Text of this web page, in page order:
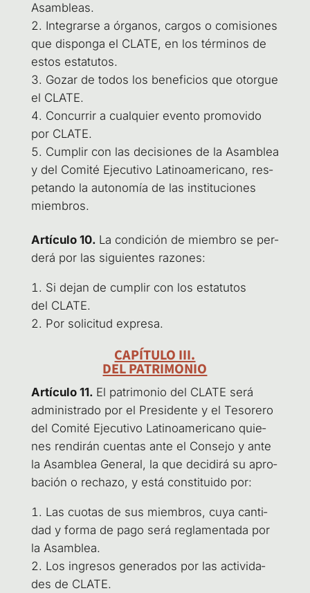
Asambleas.
Inte­grar­se a órga­nos, car­gos o comi­sio­nes
que dis­pon­ga el CLA­TE, en los tér­mi­nos de
estos estatutos.
Gozar de todos los bene­fi­cios que otor­gue
el CLATE.
Con­cu­rrir a cual­quier even­to pro­mo­vi­do
por CLATE.
Cum­plir con las deci­sio­nes de la Asam­blea
y del Comi­té Eje­cu­ti­vo Lati­no­ame­ri­cano, res­
pe­tan­do la auto­no­mía de las ins­ti­tu­cio­nes
miembros.
Artícu­lo 10. La con­di­ción de miem­bro se per­
de­rá por las siguien­tes razones:
Si dejan de cum­plir con los esta­tu­tos
del CLATE.
Por soli­ci­tud expresa.
CAPÍTULO III.
DEL PATRIMONIO
Artícu­lo 11. El patri­mo­nio del CLA­TE será
admi­nis­tra­do por el Pre­si­den­te y el Teso­re­ro
del Comi­té Eje­cu­ti­vo Lati­no­ame­ri­cano quie­
nes ren­di­rán cuen­tas ante el Con­se­jo y ante
la Asam­blea Gene­ral, la que deci­di­rá su apro­
ba­ción o recha­zo, y está cons­ti­tui­do por:
Las cuo­tas de sus miem­bros, cuya can­ti­
dad y for­ma de pago será regla­men­ta­da por
la Asamblea.
Los ingre­sos gene­ra­dos por las acti­vi­da­
des de CLATE.